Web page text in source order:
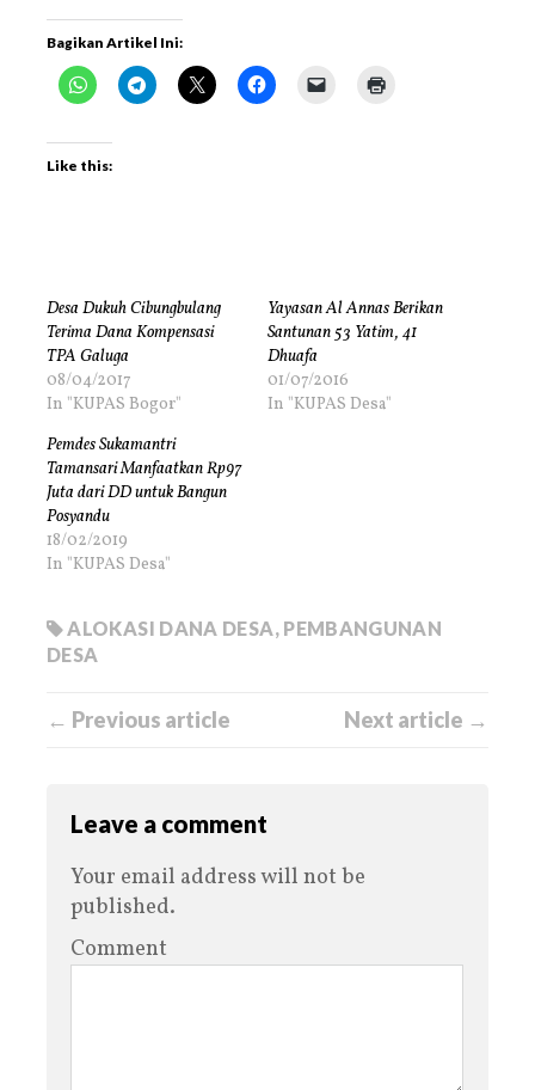
Bagikan Artikel Ini:
Like this:
Desa Dukuh Cibungbulang
Terima Dana Kompensasi
TPA Galuga
08/04/2017
In "KUPAS Bogor"
Yayasan Al Annas Berikan
Santunan 53 Yatim, 41
Dhuafa
01/07/2016
In "KUPAS Desa"
Pemdes Sukamantri
Tamansari Manfaatkan Rp97
Juta dari DD untuk Bangun
Posyandu
18/02/2019
In "KUPAS Desa"
ALOKASI DANA DESA, PEMBANGUNAN
DESA
← Previous article Next article →
Leave a comment
Your email address will not be
published.
Comment